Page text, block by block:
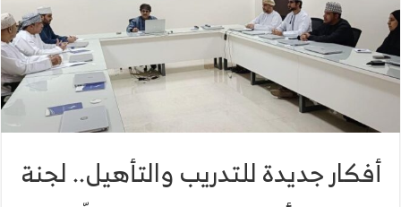
أفكار جديدة للتدريب والتأهيل.. لجنة